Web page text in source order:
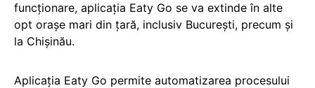
funcţionare, aplicația Eaty Go se va extinde în alte
opt oraşe mari din ţară, inclusiv Bucureşti, precum şi
la Chişinău.
Aplicația Eaty Go permite automatizarea procesului